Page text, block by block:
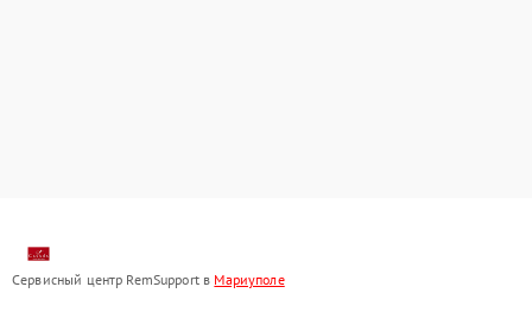
Сервисный центр RemSupport в Мариуполе